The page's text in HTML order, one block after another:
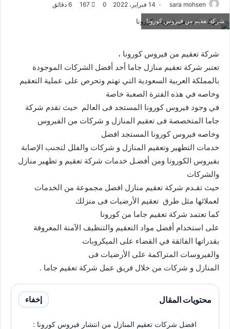
sara mohsen 14 فبراير، 2022 0
167 6 دقائق
شركة تعقيم من فيروس كورونا
شركة تعقيم من فيروس كورونا ،
تعتبر شركة تعقيم منازل جاما أحد أفضل الشركات الموجودة
بالمملكة العربية السعودية التي تهتم وتحرص على عملية التعقيم
وخاصه في هذه الفترة الصعبة خاصة
في وجود فيروس كورونا المستجد فى العالم حيث تقدم شركة
جاما المتخصصة فى تعقيم المنازل و شركات من الفيروس
وخاصه فيروس كورونا المستجد افضل
خدمات التطهير وتعقيم المنازل و شركات والفلل لتجنب الإصابة
بفيروس الكورونا ومن أفضـل خدمات شركة تعقيم و تطهير منازل
والشركات
حيث تقـدم شركة تعقيم منازل افضل مجموعة من الخدمات
لعملائها مثل طرق تعقيم الأرضيات فى منزلك
كما تعتمد شركة تعقيم جاما من كورونا
على استخدام أفضل مواد التعقيم والتنظيف الآمنة المعروفة
بقدراتها الفائقة في القضاء على الميكروبات
والفيروسات المتراكمة على الأرضيات فى
المنازل و شركات من خلال فريق عمل شركة تعقيم جاما .
محتويات المقال إخفاء
افضل شركات تعقيم المنازل من انتشار فيروس كورونا :